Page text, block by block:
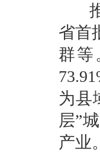
推
省首
群等
为县
层”
产业